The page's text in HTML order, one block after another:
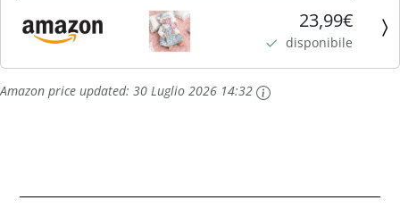
43cm Bambole Reborn Interattive per Bambine, che
Respirano, Piangono e Ridono, Ideali dai 3 Anni in su
23,99€
disponibile
Amazon price updated: 30 Luglio 2026 14:32